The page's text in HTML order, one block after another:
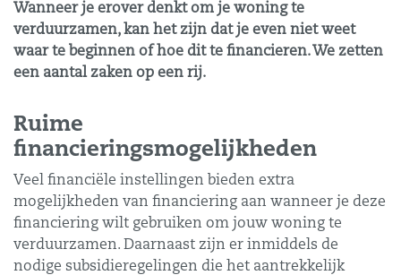
Wanneer je erover denkt om je woning te
verduurzamen, kan het zijn dat je even niet weet
waar te beginnen of hoe dit te financieren. We zetten
een aantal zaken op een rij.
Ruime
financieringsmogelijkheden
Veel financiële instellingen bieden extra
mogelijkheden van financiering aan wanneer je deze
financiering wilt gebruiken om jouw woning te
verduurzamen. Daarnaast zijn er inmiddels de
nodige subsidieregelingen die het aantrekkelijk